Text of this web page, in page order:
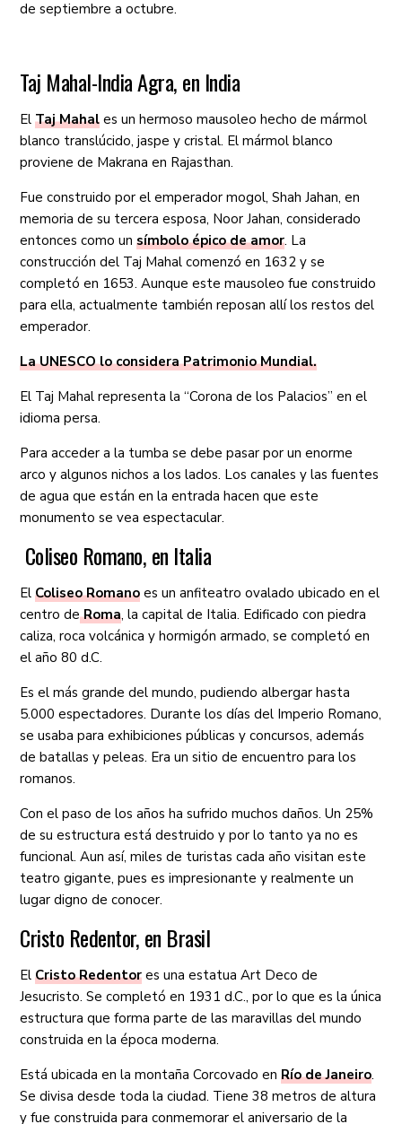
de septiembre a octubre.
Taj Mahal-India Agra, en India
ElTaj Mahal es un hermoso mausoleo hecho de mármol
blanco translúcido, jaspe y cristal. El mármol blanco
proviene de Makrana en Rajasthan.
Fue construido por el emperador mogol, Shah Jahan, en
memoria de su tercera esposa, Noor Jahan, considerado
entonces como unsímbolo épico de amor. La
construcción del Taj Mahal comenzó en 1632 y se
completó en 1653. Aunque este mausoleo fue construido
para ella, actualmente también reposan allí los restos del
emperador.
La UNESCO lo considera Patrimonio Mundial.
El Taj Mahal representa la “Corona de los Palacios” en el
idioma persa.
Para acceder a la tumba se debe pasar por un enorme
arco y algunos nichos a los lados. Los canales y las fuentes
de agua que están en la entrada hacen que este
monumento se vea espectacular.
Coliseo Romano, en Italia
ElColiseo Romano es un anfiteatro ovalado ubicado en el
centro deRoma, la capital de Italia. Edificado con piedra
caliza, roca volcánica y hormigón armado, se completó en
el año 80 d.C.
Es el más grande del mundo, pudiendo albergar hasta
5.000 espectadores. Durante los días del Imperio Romano,
se usaba para exhibiciones públicas y concursos, además
de batallas y peleas. Era un sitio de encuentro para los
romanos.
Con el paso de los años ha sufrido muchos daños. Un 25%
de su estructura está destruido y por lo tanto ya no es
funcional. Aun así, miles de turistas cada año visitan este
teatro gigante, pues es impresionante y realmente un
lugar digno de conocer.
Cristo Redentor, en Brasil
ElCristo Redentor es una estatua Art Deco de
Jesucristo. Se completó en 1931 d.C., por lo que es la única
estructura que forma parte de las maravillas del mundo
construida en la época moderna.
Está ubicada en la montaña Corcovado enRío de Janeiro.
Se divisa desde toda la ciudad. Tiene 38 metros de altura
y fue construida para conmemorar el aniversario de la